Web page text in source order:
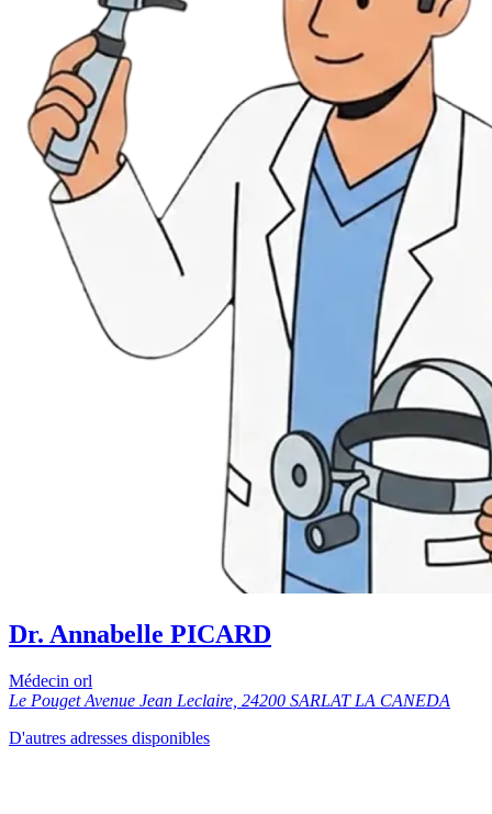
Dr. Annabelle PICARD
Médecin orl
Le Pouget Avenue Jean Leclaire, 24200 SARLAT LA CANEDA
D'autres adresses disponibles